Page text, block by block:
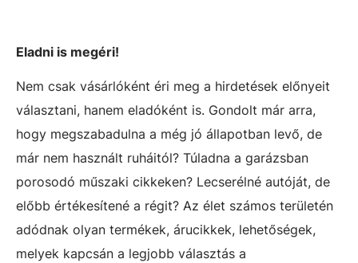
Eladni is megéri!
Nem csak vásárlóként éri meg a hirdetések előnyeit
választani, hanem eladóként is. Gondolt már arra,
hogy megszabadulna a még jó állapotban levő, de
már nem használt ruháitól? Túladna a garázsban
porosodó műszaki cikkeken? Lecserélné autóját, de
előbb értékesítené a régit? Az élet számos területén
adódnak olyan termékek, árucikkek, lehetőségek,
melyek kapcsán a legjobb választás a